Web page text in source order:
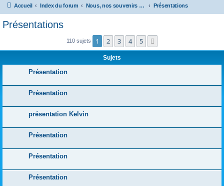
Accueil Index du forum Nous, nos souvenirs et nos histoires dans le parc Présentations
Présentations
110 sujets 1 2 3 4 5
Sujets
Présentation
Présentation
présentation Kelvin
Présentation
Présentation
Présentation